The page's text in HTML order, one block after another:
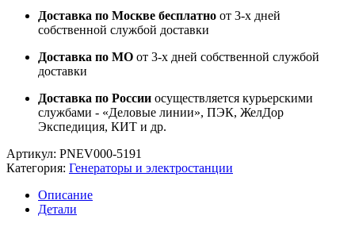
Доставка по Москве бесплатно от 3-х дней
собственной службой доставки
Доставка по МО от 3-х дней собственной службой
доставки
Доставка по России осуществляется курьерскими
службами - «Деловые линии», ПЭК, ЖелДор
Экспедиция, КИТ и др.
Артикул: PNEV000-5191
Категория: Генераторы и электростанции
Описание
Детали